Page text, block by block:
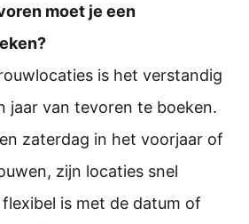
moet je een
is het verstandig
jaar van tevoren te boeken.
zaterdag in het voorjaar of
zijn locaties snel
is met de datum of